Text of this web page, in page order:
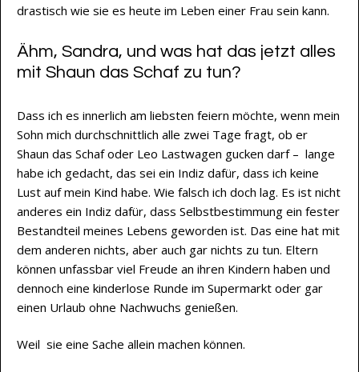
drastisch wie sie es heute im Leben einer Frau sein kann.
Ähm, Sandra, und was hat das jetzt alles
mit Shaun das Schaf zu tun?
Dass ich es innerlich am liebsten feiern möchte, wenn mein
Sohn mich durchschnittlich alle zwei Tage fragt, ob er
Shaun das Schaf oder Leo Lastwagen gucken darf – lange
habe ich gedacht, das sei ein Indiz dafür, dass ich keine
Lust auf mein Kind habe. Wie falsch ich doch lag. Es ist nicht
anderes ein Indiz dafür, dass Selbstbestimmung ein fester
Bestandteil meines Lebens geworden ist. Das eine hat mit
dem anderen nichts, aber auch gar nichts zu tun. Eltern
können unfassbar viel Freude an ihren Kindern haben und
dennoch eine kinderlose Runde im Supermarkt oder gar
einen Urlaub ohne Nachwuchs genießen.
Weil sie eine Sache allein machen können.